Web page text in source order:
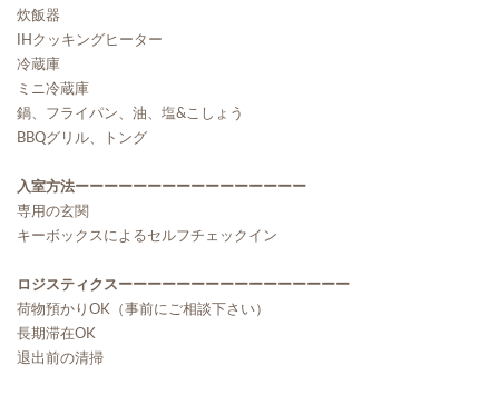
炊飯器
IHクッキングヒーター
冷蔵庫
ミニ冷蔵庫
鍋、フライパン、油、塩&こしょう
BBQグリル、トング
入室方法ーーーーーーーーーーーーーーーー
専用の玄関
キーボックスによるセルフチェックイン
ロジスティクスーーーーーーーーーーーーーーーー
荷物預かりOK（事前にご相談下さい）
長期滞在OK
退出前の清掃